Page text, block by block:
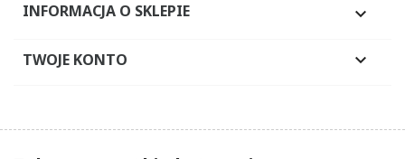
INFORMACJA O SKLEPIE 
TWOJE KONTO 